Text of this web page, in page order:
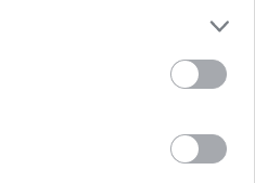
ΤΕΛΕΥΤΑΙΑ ΝΕΑ
Εκδόθηκε από το Δασαρχείο